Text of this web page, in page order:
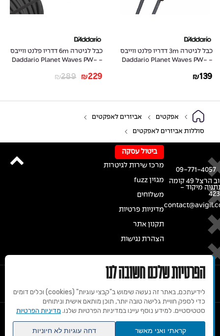
כבל לגיטרה 3m דדריו פלנט ווייבס
- Daddario Planet Waves PW-
₪139
כבל לגיטרה 6m דדריו פלנט ווייבס
- Daddario Planet Waves PW-
₪289 ₪229
אפקטים אביזרים לאפקטים
סוללות אביזרים לאפקטים
רחוב הרצל 49 קומה
מיקוד -
09-771-4057
ביטול עסקה
מרכז שירות לגיטרות
מגזין fuzz
משלוחים
מדיניות פרטיות
תקנון אתר
הצהרת נגישות
הפרטיות שלכם חשובה לנו
לידיעתכם, באתר זה נעשה שימוש ב"קבצי עוגיות" (cookies) וכלים דומים
כדי לספק חוויית גלישה טובה יותר, תוכן מותאם אישית וניתוחים
סטטיסטיים. למידע נוסף עיינו במדיניות הפרטיות שלנו. מדיניות הפרטיות
קראתי ואני מאשר דחה עוגיות לא חיוניות